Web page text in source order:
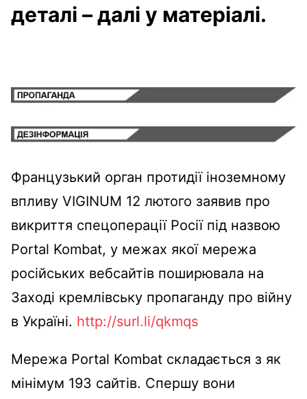
деталі – далі у матеріалі.
Французький орган протидії іноземному
впливу VIGINUM 12 лютого заявив про
викриття спецоперації Росії під назвою
Portal Kombat, у межах якої мережа
російських вебсайтів поширювала на
Заході кремлівську пропаганду про війну
в Україні. http://surl.li/qkmqs
Мережа Portal Kombat складається з як
мінімум 193 сайтів. Спершу вони